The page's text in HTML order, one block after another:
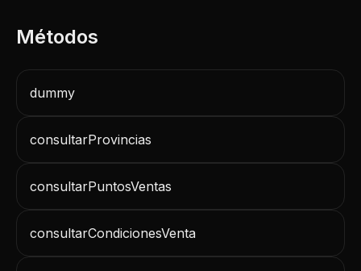
dummy
consultarProvincias
consultarPuntosVentas
consultarCondicionesVenta